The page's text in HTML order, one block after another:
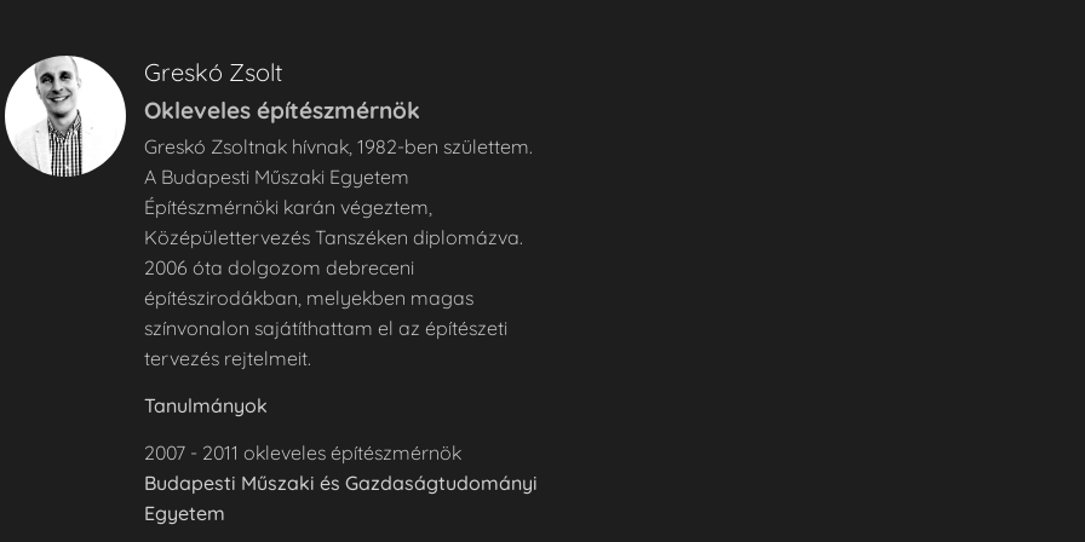
Greskó Zsolt
Okleveles építészmérnök
Greskó Zsoltnak hívnak, 1982-ben születtem.
A Budapesti Műszaki Egyetem
Építészmérnöki karán végeztem,
Középülettervezés Tanszéken diplomázva.
2006 óta dolgozom debreceni
építészirodákban, melyekben magas
színvonalon sajátíthattam el az építészeti
tervezés rejtelmeit.
Tanulmányok
2007 - 2011 okleveles építészmérnök
Budapesti Műszaki és Gazdaságtudományi
Egyetem